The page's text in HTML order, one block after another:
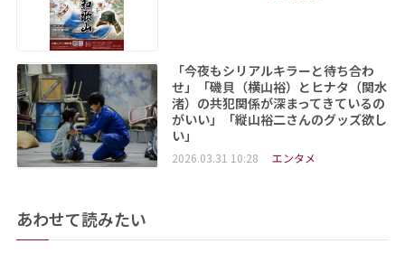
「今夜もシリアルキラーと待ち合わ
せ」「磯貝（横山裕）とヒナタ（関水
渚）の共犯関係が深まってきているの
がいい」「縦山裕二さんのグッズ欲し
い」
2026.03.31 10:28 エンタメ
あわせて読みたい